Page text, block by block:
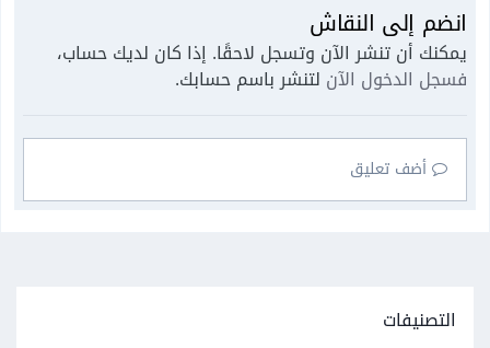
انضم إلى النقاش
يمكنك أن تنشر الآن وتسجل لاحقًا. إذا كان لديك حساب،
فسجل الدخول الآن لتنشر باسم حسابك.
أضف تعليق
التصنيفات